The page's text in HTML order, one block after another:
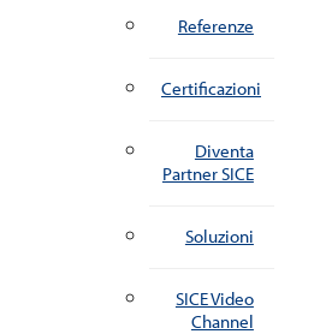
Referenze
Certificazioni
Diventa
Partner SICE
Soluzioni
SICE Video
Channel